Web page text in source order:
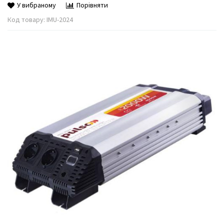
У вибраному
Порівняти
Код товару: IMU-2024